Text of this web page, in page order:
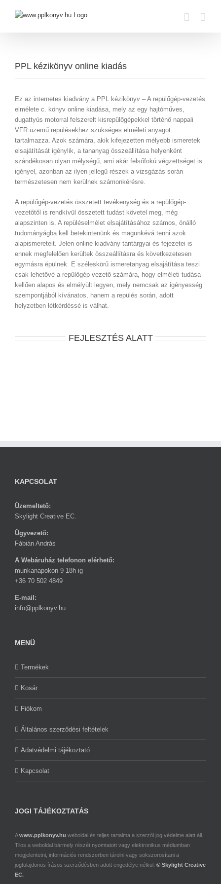
PPL kézikönyv online kiadás
Ez az internetes kiadvány a PPL kézikönyv – A repülőgép-vezetés
elmélete c. könyv online kiadása, mely az egy hajtóműves,
dugattyús motorral felszerelt kisrepülőgépekkel történő nappali
VFR üzemű repülésekhez szükséges elméleti anyagot
tartalmazza. Azok számára, akik kifejezetten mélyebb ismeretek
elsajátítását igénylik, a tananyag összeállítása helyenként
szándékosan olyan mélységű, ami akár felsőfokú végzettséget is
igényel, azonban az ilyen jellegű részek a vizsgázás során
természetesen nem kerülnek számonkérésre.
A repülőgép-vezetés összetett tevékenység és a repülőgép-
vezetőtől is rendkívül összetett tudást követel meg, még
alapszinten is. A repüléselmélet elsajátításához számos, önálló
tudományágba kell betekintenünk és magunkévá tenni azok
alapismereteit. Jelen online kiadvány tantárgyai és fejezetei is
ennek megfelelően kerültek összeállításra és következetesen
egymásra épülnek. E széleskörű ismeretanyag elsajátítása teszi
csak lehetővé a repülőgép-vezető számára, hogy elméleti tudása
kellően alapos és elmélyült legyen, mely nemcsak az igényesség
szempontjából kívánatos, hanem a repülés során, adott
helyzetben létkérdéssé is válhat.
FEJLESZTÉS ALATT
KAPCSOLAT
Üzemeltető:
Skylight Creative EC.
Ügyvezető:
Fábián András
A Webáruház telefonon elérhető:
munkanapokon 9-18h-ig
+36 70 502 4849
E-mail:
info@pplkonyv.hu
MENÜ
Termékek
Kosár
Fiókom
Általános szerződési feltételek
Adatvédelmi tájékoztató
Kapcsolat
JOGI TÁJÉKOZTATÁS
Awww.pplkonyv.hu weboldal és teljes tartalma a szerzői jog védelme alatt áll.
Tilos a weboldal bármely részét nyomtatott vagy elektronikus médiumban
megjelentetni, információs rendszerben tárolni vagy sokszorosítani a
jogtulajdonos írásos szerződésben adott engedélye nélkül. © Skylight Creative
EC.